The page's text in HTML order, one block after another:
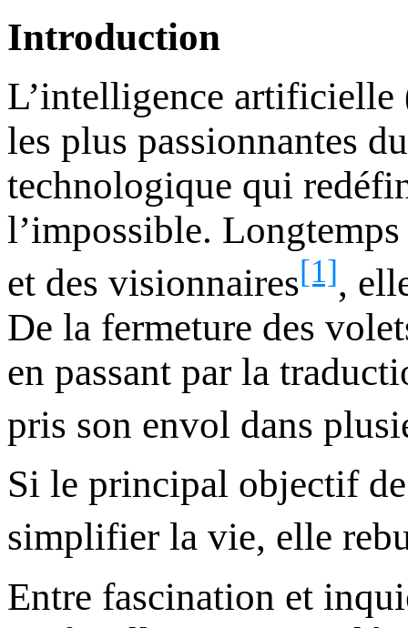
Introduction
L’intelligence artificielle
les plus passionnantes
technologique qui
l’impossible.
et des visionnaires[1],
De la fermeture des
en passant par la
pris son envol dans
Si le principal objectif
simplifier la vie, elle
Entre fascination et